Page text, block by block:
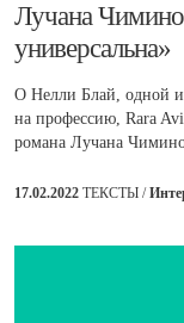
Лучана
универсальна»
О Нелли Блай, одной
на профессию, Rara
романа Лучана
17.02.2022 ТЕКСТЫ /